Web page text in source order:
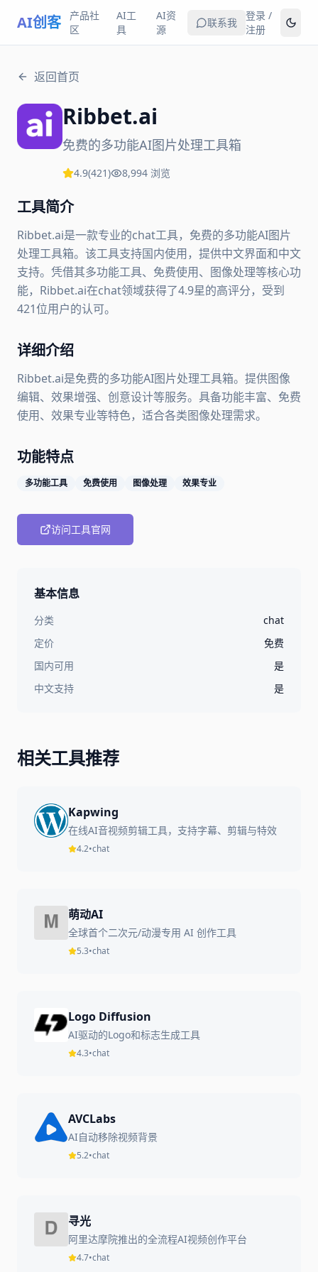
AI创客
产品社
区
AI工
具
AI资
源
联系我
登录 /
注册
返回首页
Ribbet.ai
免费的多功能AI图片处理工具箱
4.9(421) 8,994 浏览
工具简介
Ribbet.ai是一款专业的chat工具，免费的多功能AI图片
处理工具箱。该工具支持国内使用，提供中文界面和中文
支持。凭借其多功能工具、免费使用、图像处理等核心功
能，Ribbet.ai在chat领域获得了4.9星的高评分，受到
421位用户的认可。
详细介绍
Ribbet.ai是免费的多功能AI图片处理工具箱。提供图像
编辑、效果增强、创意设计等服务。具备功能丰富、免费
使用、效果专业等特色，适合各类图像处理需求。
功能特点
多功能工具 免费使用 图像处理 效果专业
访问工具官网
基本信息
分类
chat
定价
免费
国内可用
是
中文支持
是
相关工具推荐
Kapwing
在线AI音视频剪辑工具，支持字幕、剪辑与特效
4.2•chat
萌动AI
全球首个二次元/动漫专用 AI 创作工具
5.3•chat
Logo Diffusion
AI驱动的Logo和标志生成工具
4.3•chat
AVCLabs
AI自动移除视频背景
5.2•chat
寻光
阿里达摩院推出的全流程AI视频创作平台
4.7•chat